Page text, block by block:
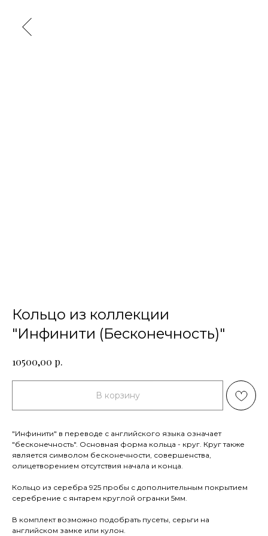
Кольцо из коллекции
"Инфинити (Бесконечность)"
10500,00 р.
В корзину
"Инфинити" в переводе с английского языка означает
"бесконечность". Основная форма кольца - круг. Круг также
является символом бесконечности, совершенства,
олицетворением отсутствия начала и конца.
Кольцо из серебра 925 пробы с дополнительным покрытием
серебрение с янтарем круглой огранки 5мм.
В комплект возможно подобрать пусеты, серьги на
английском замке или кулон.